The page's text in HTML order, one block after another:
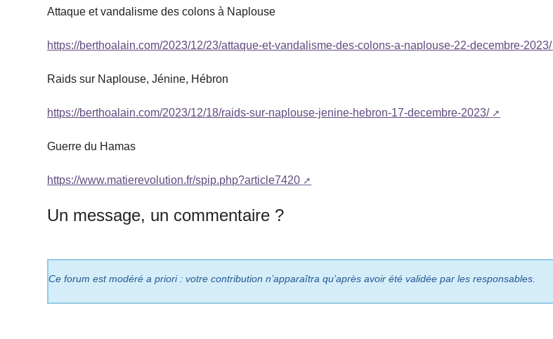
Attaque et vandalisme des colons à Naplouse
https://berthoalain.com/2023/12/23/attaque-et-vandalisme-des-colons-a-naplouse-22-decembre-2023/
Raids sur Naplouse, Jénine, Hébron
https://berthoalain.com/2023/12/18/raids-sur-naplouse-jenine-hebron-17-decembre-2023/
Guerre du Hamas
https://www.matierevolution.fr/spip.php?article7420
Un message, un commentaire ?
Ce forum est modéré a priori : votre contribution n’apparaîtra qu’après avoir été validée par les responsables.